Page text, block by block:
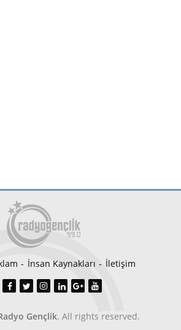
İnsan Kaynakları İletişim
Gençlik. All rights reserved.